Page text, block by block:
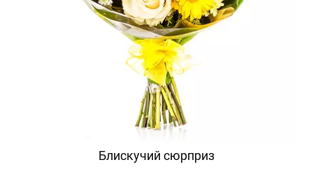
Блискучий сюрприз